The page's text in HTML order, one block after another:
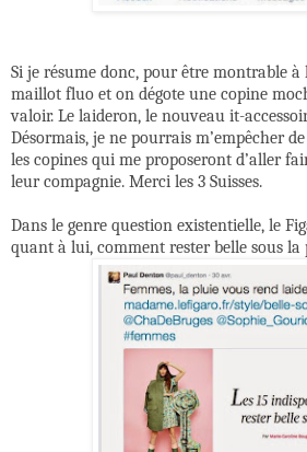
Si je résume donc, pour être montrable à
maillot fluo et on dégote une copine
valoir. Le laideron, le nouveau it-
Désormais, je ne pourrais m’empêcher
les copines qui me proposeront d’aller
leur compagnie. Merci les 3 Suisses.
Dans le genre question existentielle, le
quant à lui, comment rester belle sous la